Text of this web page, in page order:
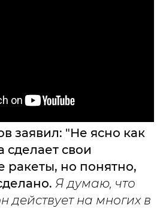
заявил: "Не ясно как
сделает свои
ракеты, но понятно,
Я думаю, что
действует на многих в